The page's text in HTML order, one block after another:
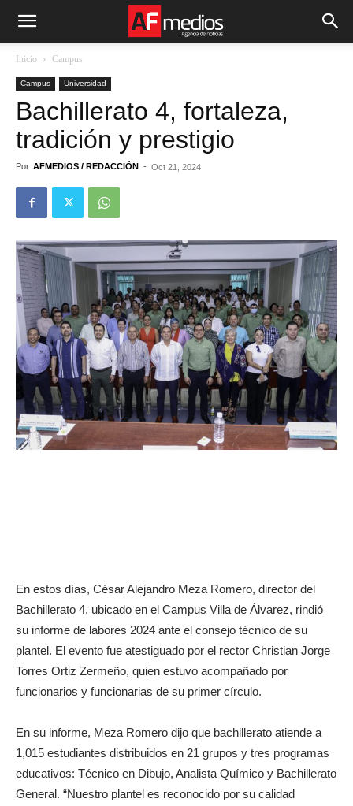
Inicio Campus
Campus Universidad
Bachillerato 4, fortaleza,
tradición y prestigio
Por AFMEDIOS / REDACCIÓN - Oct 21, 2024
En estos días, César Alejandro Meza Romero, director del
Bachillerato 4, ubicado en el Campus Villa de Álvarez, rindió
su informe de labores 2024 ante el consejo técnico de su
plantel. El evento fue atestiguado por el rector Christian Jorge
Torres Ortiz Zermeño, quien estuvo acompañado por
funcionarios y funcionarias de su primer círculo.
En su informe, Meza Romero dijo que bachillerato atiende a
1,015 estudiantes distribuidos en 21 grupos y tres programas
educativos: Técnico en Dibujo, Analista Químico y Bachillerato
General. “Nuestro plantel es reconocido por su calidad